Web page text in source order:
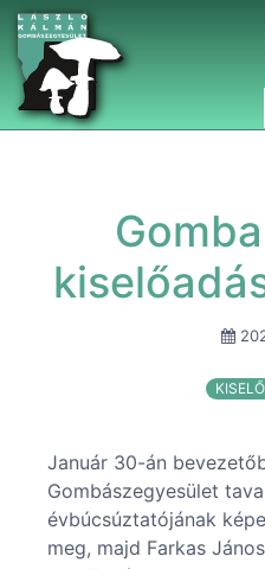
Január 30-án
Gombászegyesület
évbúcsúztatójának
meg, majd Farkas